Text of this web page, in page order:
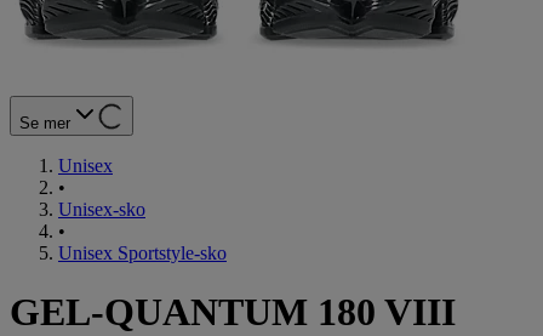
Se mer
Unisex
•
Unisex-sko
•
Unisex Sportstyle-sko
GEL-QUANTUM 180 VIII